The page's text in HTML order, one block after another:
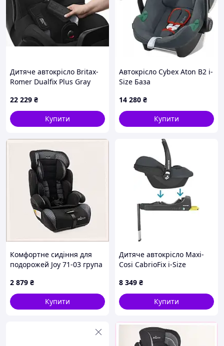
Дитяче автокрісло Britax-
Romer Dualfix Plus Gray
22 229 ₴
Купити
Автокрісло Cybex Aton B2 i-
Size База
14 280 ₴
Купити
Комфортне сидіння для
подорожей Joy 71-03 група
2 879 ₴
Купити
Дитяче автокрісло Maxi-
Cosi CabrioFix i-Size
8 349 ₴
Купити